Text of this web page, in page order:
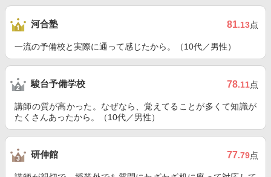
河合塾 81.13点
一流の予備校と実際に通って感じたから。（10代／男性）
駿台予備学校 78.11点
講師の質が高かった。なぜなら、覚えてることが多くて知識が
たくさんあったから。（10代／男性）
研伸館 77.79点